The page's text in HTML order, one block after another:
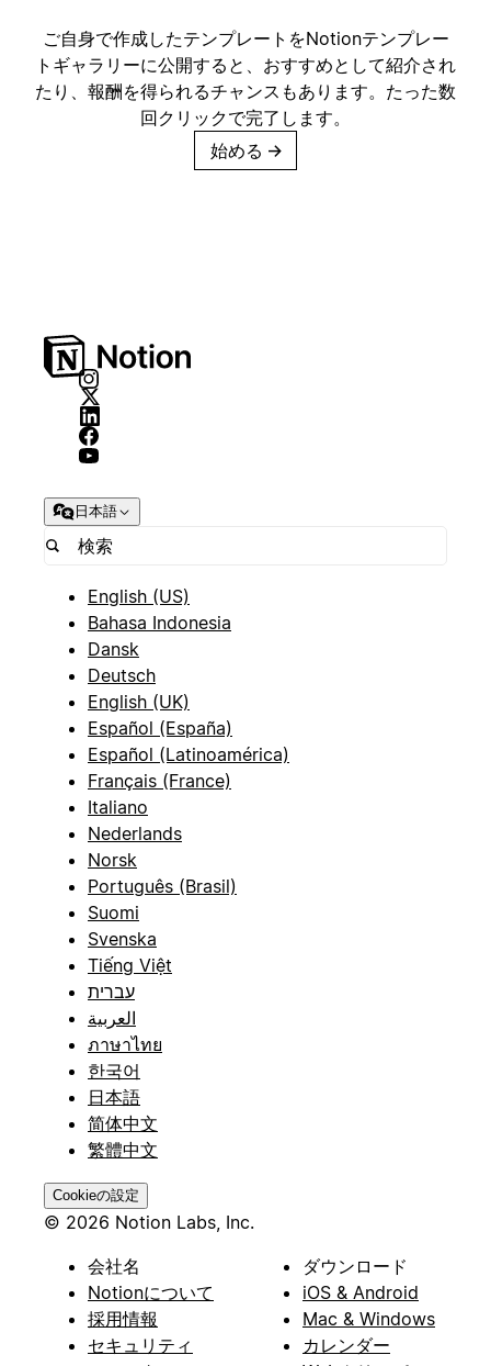
ご自身で作成したテンプレートをNotionテンプレー
トギャラリーに公開すると、おすすめとして紹介され
たり、報酬を得られるチャンスもあります。たった数
回クリックで完了します。
始める →
日本語
English (US)
Bahasa Indonesia
Dansk
Deutsch
English (UK)
Español (España)
Español (Latinoamérica)
Français (France)
Italiano
Nederlands
Norsk
Português (Brasil)
Suomi
Svenska
Tiếng Việt
עברית
العربية
ภาษาไทย
한국어
日本語
简体中文
繁體中文
Cookieの設定
© 2026 Notion Labs, Inc.
会社名
Notionについて
採用情報
セキュリティ
ダウンロード
iOS & Android
Mac & Windows
カレンダー